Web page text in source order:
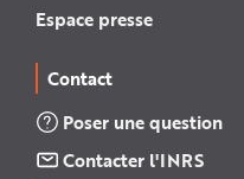
Espace presse
Contact
Poser une question
Contacter l'INRS